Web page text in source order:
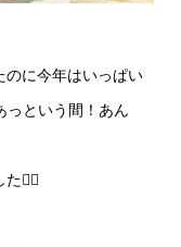
のに今年はいっぱい
っという間！あん
🙆‍♂️